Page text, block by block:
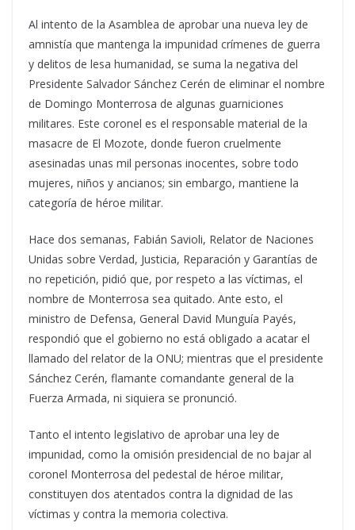
Al intento de la Asamblea de aprobar una nueva ley de
amnistía que mantenga la impunidad crímenes de guerra
y delitos de lesa humanidad, se suma la negativa del
Presidente Salvador Sánchez Cerén de eliminar el nombre
de Domingo Monterrosa de algunas guarniciones
militares. Este coronel es el responsable material de la
masacre de El Mozote, donde fueron cruelmente
asesinadas unas mil personas inocentes, sobre todo
mujeres, niños y ancianos; sin embargo, mantiene la
categoría de héroe militar.
Hace dos semanas, Fabián Savioli, Relator de Naciones
Unidas sobre Verdad, Justicia, Reparación y Garantías de
no repetición, pidió que, por respeto a las víctimas, el
nombre de Monterrosa sea quitado. Ante esto, el
ministro de Defensa, General David Munguía Payés,
respondió que el gobierno no está obligado a acatar el
llamado del relator de la ONU; mientras que el presidente
Sánchez Cerén, flamante comandante general de la
Fuerza Armada, ni siquiera se pronunció.
Tanto el intento legislativo de aprobar una ley de
impunidad, como la omisión presidencial de no bajar al
coronel Monterrosa del pedestal de héroe militar,
constituyen dos atentados contra la dignidad de las
víctimas y contra la memoria colectiva.